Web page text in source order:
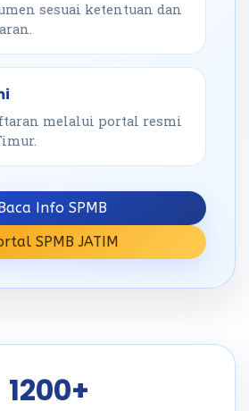
sesuai ketentuan dan
melalui portal resmi
Info SPMB
SPMB JATIM
1200+